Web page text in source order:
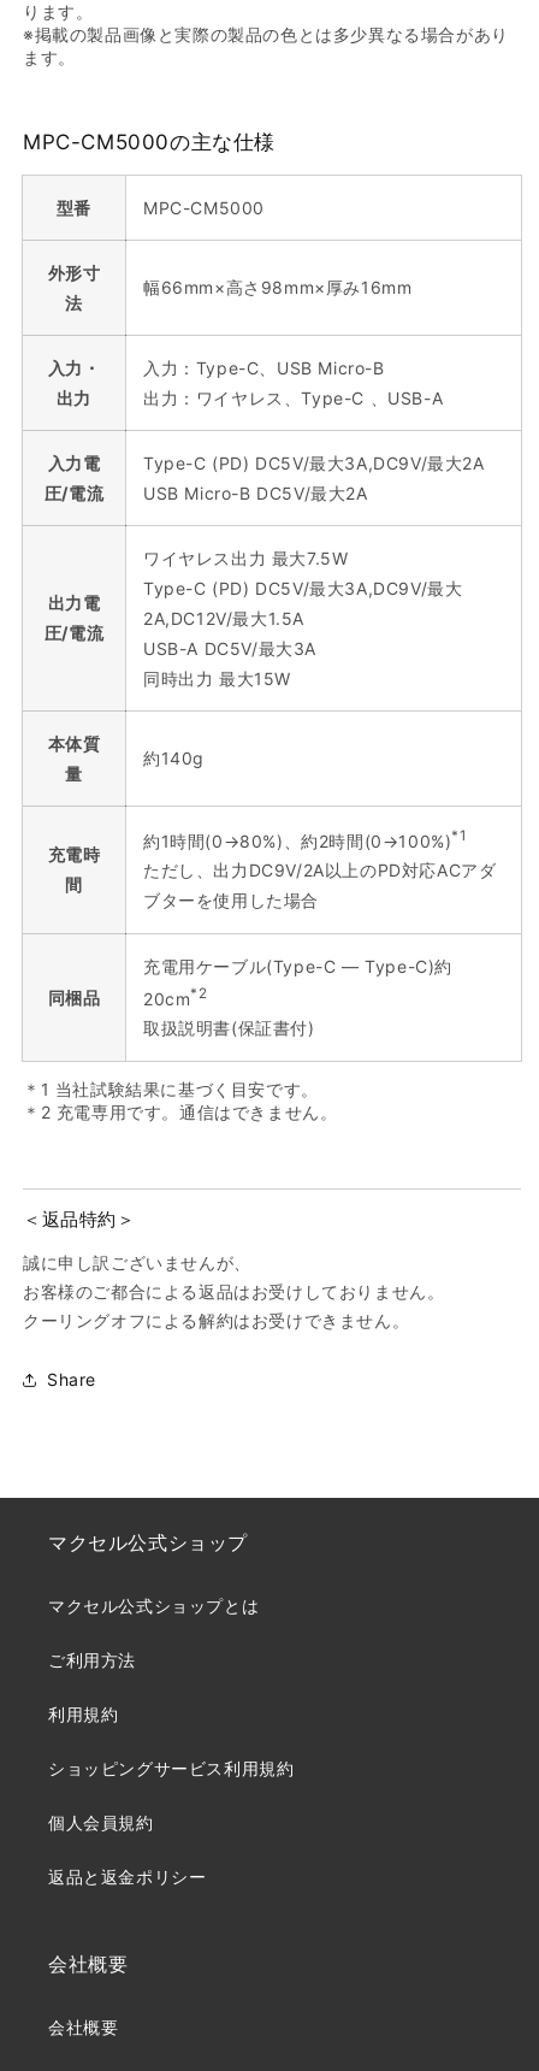
ります。
※掲載の製品画像と実際の製品の色とは多少異なる場合があり
ます。
MPC-CM5000の主な仕様
型番 MPC-CM5000
外形寸
法
幅66mm×高さ98mm×厚み16mm
入力・
出力
入力：Type-C、USB Micro-B
出力：ワイヤレス、Type-C 、USB-A
入力電
圧/電流
Type-C (PD) DC5V/最大3A,DC9V/最大2A
USB Micro-B DC5V/最大2A
出力電
圧/電流
ワイヤレス出力 最大7.5W
Type-C (PD) DC5V/最大3A,DC9V/最大
2A,DC12V/最大1.5A
USB-A DC5V/最大3A
同時出力 最大15W
本体質
量
約140g
充電時
間
約1時間(0→80%)、約2時間(0→100%)*1
ただし、出力DC9V/2A以上のPD対応ACアダ
ブターを使用した場合
同梱品
充電用ケーブル(Type-C ― Type-C)約
20cm*2
取扱説明書(保証書付)
＊1 当社試験結果に基づく目安です。
＊2 充電専用です。通信はできません。
＜返品特約＞
誠に申し訳ございませんが、
お客様のご都合による返品はお受けしておりません。
クーリングオフによる解約はお受けできません。
Share
マクセル公式ショップ
マクセル公式ショップとは
ご利用方法
利用規約
ショッピングサービス利用規約
個人会員規約
返品と返金ポリシー
会社概要
会社概要